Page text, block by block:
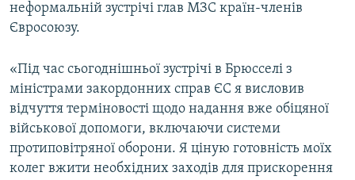
неформальній зустрічі глав МЗС країн-членів
Євросоюзу.
«Під час сьогоднішньої зустрічі в Брюсселі з
міністрами закордонних справ ЄС я висловив
відчуття терміновості щодо надання вже обіцяної
військової допомоги, включаючи системи
протиповітряної оборони. Я ціную готовність моїх
колег вжити необхідних заходів для прискорення